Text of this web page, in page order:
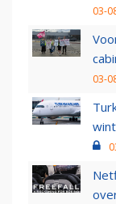
03-
03-